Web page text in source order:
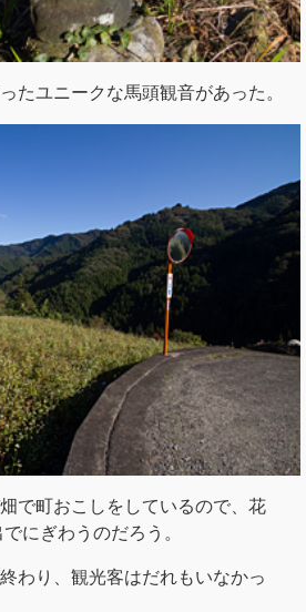
たユニークな馬頭観音があった。
で町おこしをしているので、花
にぎわうのだろう。
わり、観光客はだれもいなかっ